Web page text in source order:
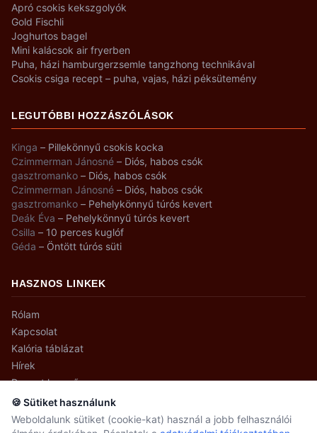
🍪 Sütiket használunk
Weboldalunk sütiket (cookie-kat) használ a jobb felhasználói
Apró csokis kekszgolyók
Gold Fischli
Joghurtos bagel
Mini kalácsok air fryerben
Puha, házi hamburgerzsemle tangzhong technikával
Csokis csiga recept – puha, vajas, házi péksütemény
LEGUTÓBBI HOZZÁSZÓLÁSOK
Kinga – Pillekönnyű csokis kocka
Czimmerman Jánosné – Diós, habos csók
gasztromanko – Diós, habos csók
Czimmerman Jánosné – Diós, habos csók
gasztromanko – Pehelykönnyű túrós kevert
Deák Éva – Pehelykönnyű túrós kevert
Csilla – 10 perces kuglóf
Géda – Öntött túrós süti
HASZNOS LINKEK
Rólam
Kapcsolat
Kalória táblázat
Hírek
Recept kereső